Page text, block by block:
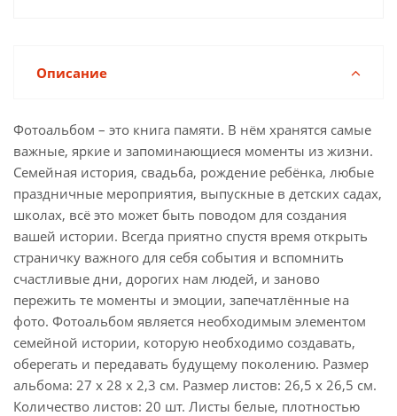
Описание
Фотоальбом – это книга памяти. В нём хранятся самые
важные, яркие и запоминающиеся моменты из жизни.
Семейная история, свадьба, рождение ребёнка, любые
праздничные мероприятия, выпускные в детских садах,
школах, всё это может быть поводом для создания
вашей истории. Всегда приятно спустя время открыть
страничку важного для себя события и вспомнить
счастливые дни, дорогих нам людей, и заново
пережить те моменты и эмоции, запечатлённые на
фото. Фотоальбом является необходимым элементом
семейной истории, которую необходимо создавать,
оберегать и передавать будущему поколению. Размер
альбома: 27 х 28 х 2,3 см. Размер листов: 26,5 х 26,5 см.
Количество листов: 20 шт. Листы белые, плотностью